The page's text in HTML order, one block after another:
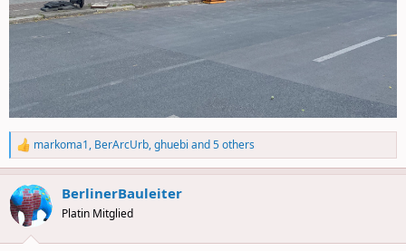
R
e
a
c
t
i
markoma1, BerArcUrb,ghuebi and 5 others
BerlinerBauleiter
Platin Mitglied